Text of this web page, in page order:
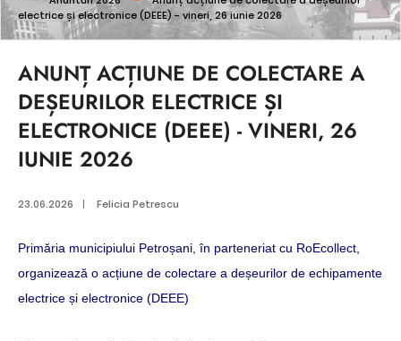
electrice și electronice (DEEE) - vineri, 26 iunie 2026
ANUNȚ ACȚIUNE DE COLECTARE A
DEȘEURILOR ELECTRICE ȘI
ELECTRONICE (DEEE) - VINERI, 26
IUNIE 2026
23.06.2026 | Felicia Petrescu
Primăria municipiului Petroșani, în parteneriat cu RoEcollect,
organizează o acțiune de colectare a deșeurilor de echipamente
electrice și electronice (DEEE)